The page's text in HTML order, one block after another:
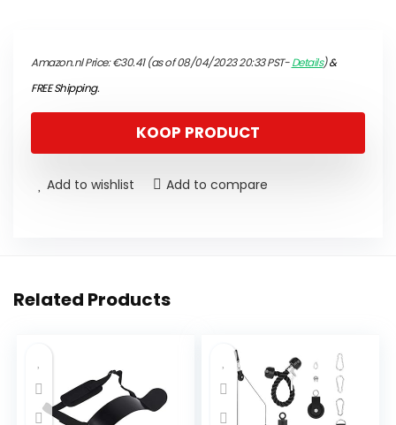
Amazon.nl Price:€30.41(as of 08/04/2023 20:33 PST-Details)&
FREE Shipping.
KOOP PRODUCT
Add to wishlist Add to compare
Related Products